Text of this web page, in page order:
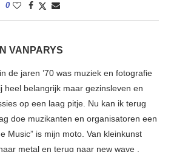
0
VANPARYS
de jaren ’70 was muziek en fotografie
heel belangrijk maar gezinsleven en
op een laag pitje. Nu kan ik terug
doe muzikanten en organisatoren een
Music” is mijn moto. Van kleinkunst
metal en terug naar new wave ,